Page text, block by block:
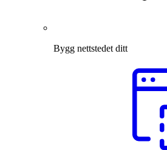
Bygg nettstedet ditt